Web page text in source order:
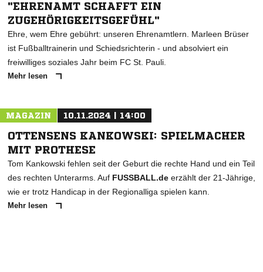
"EHRENAMT SCHAFFT EIN
ZUGEHÖRIGKEITSGEFÜHL"
Ehre, wem Ehre gebührt: unseren Ehrenamtlern. Marleen Brüser
ist Fußballtrainerin und Schiedsrichterin - und absolviert ein
freiwilliges soziales Jahr beim FC St. Pauli.
Mehr lesen
MAGAZIN 10.11.2024 | 14:00
OTTENSENS KANKOWSKI: SPIELMACHER
MIT PROTHESE
Tom Kankowski fehlen seit der Geburt die rechte Hand und ein Teil
des rechten Unterarms. Auf FUSSBALL.de erzählt der 21-Jährige,
wie er trotz Handicap in der Regionalliga spielen kann.
Mehr lesen